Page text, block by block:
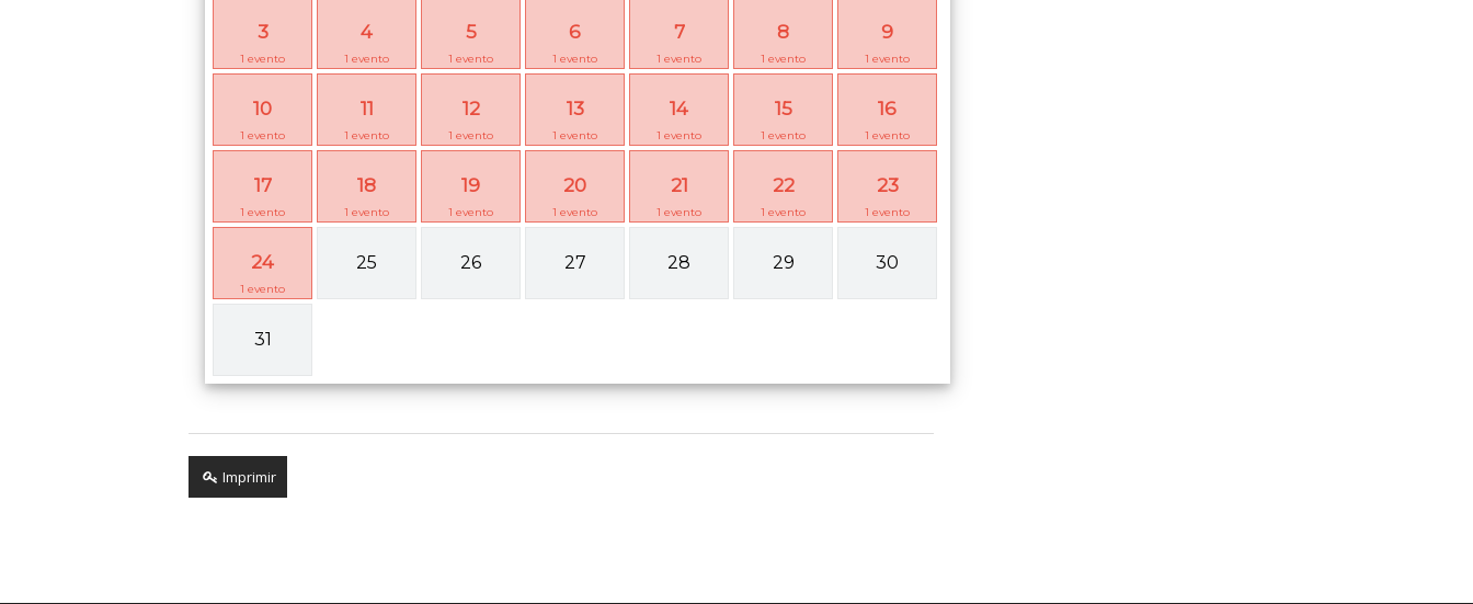
3
1 evento
4
1 evento
5
1 evento
6
1 evento
7
1 evento
8
1 evento
9
1 evento
10
1 evento
11
1 evento
12
1 evento
13
1 evento
14
1 evento
15
1 evento
16
1 evento
17
1 evento
18
1 evento
19
1 evento
20
1 evento
21
1 evento
22
1 evento
23
1 evento
24
1 evento
25 26 27 28 29 30
31
Imprimir